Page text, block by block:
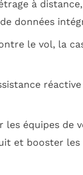
à
données
le vol, la
les équipes de
et booster les